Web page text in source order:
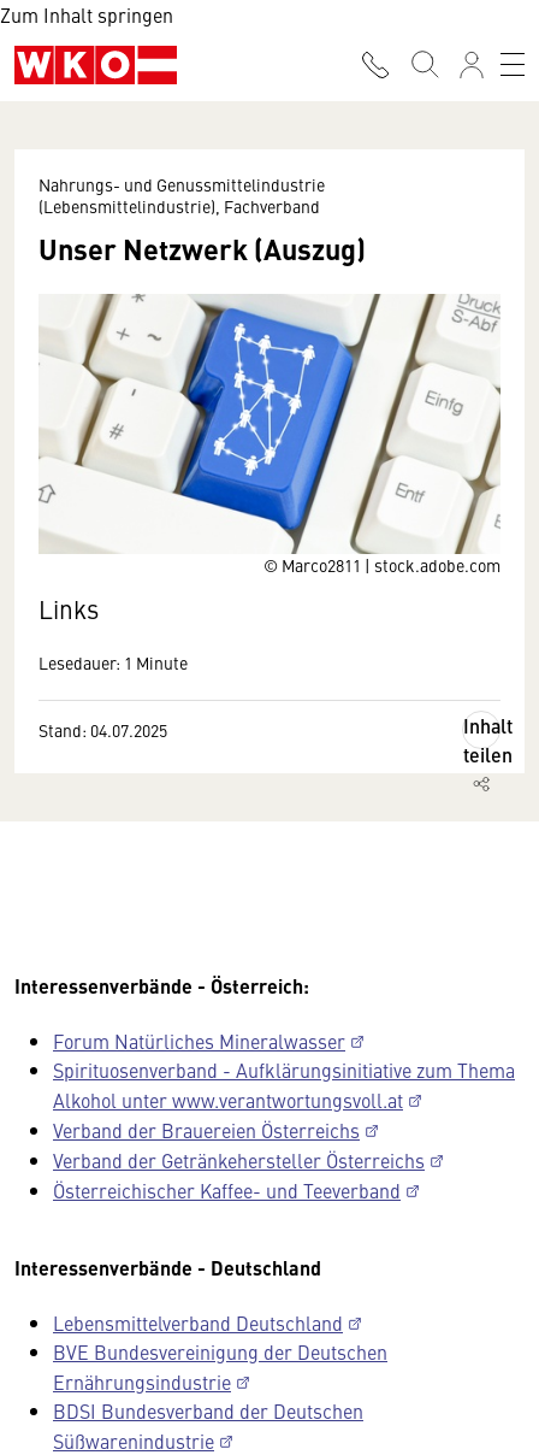
Zum Inhalt springen
© Marco2811 | stock.adobe.com
Nahrungs- und Genussmittelindustrie
(Lebensmittelindustrie), Fachverband
Unser Netzwerk (Auszug)
Links
Lesedauer: 1 Minute
Stand: 04.07.2025
Inhalt
teilen
Interessenverbände - Österreich:
Forum Natürliches Mineralwasser
Spirituosenverband - Aufklärungsinitiative zum Thema
Alkohol unter www.verantwortungsvoll.at
Verband der Brauereien Österreichs
Verband der Getränkehersteller Österreichs
Österreichischer Kaffee- und Teeverband
Interessenverbände - Deutschland
Lebensmittelverband Deutschland
BVE Bundesvereinigung der Deutschen
Ernährungsindustrie
BDSI Bundesverband der Deutschen
Süßwarenindustrie